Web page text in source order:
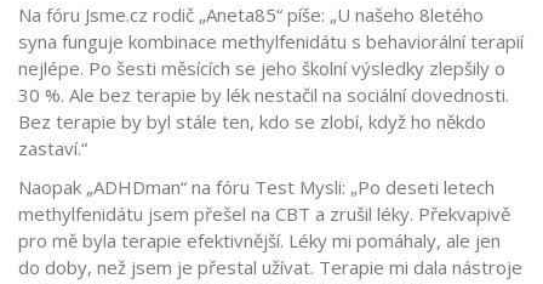
Na fóru Jsme.cz rodič „Aneta85“ píše: „U našeho 8letého
syna funguje kombinace methylfenidátu s behaviorální terapií
nejlépe. Po šesti měsících se jeho školní výsledky zlepšily o
30 %. Ale bez terapie by lék nestačil na sociální dovednosti.
Bez terapie by byl stále ten, kdo se zlobí, když ho někdo
zastaví.“
Naopak „ADHDman“ na fóru Test Mysli: „Po deseti letech
methylfenidátu jsem přešel na CBT a zrušil léky. Překvapivě
pro mě byla terapie efektivnější. Léky mi pomáhaly, ale jen
do doby, než jsem je přestal užívat. Terapie mi dala nástroje